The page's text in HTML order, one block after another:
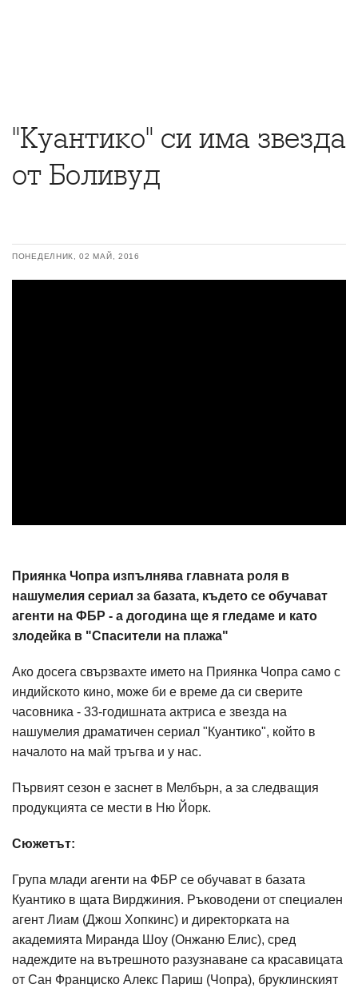
"Куантико" си има звезда
от Боливуд
ПОНЕДЕЛНИК, 02 МАЙ, 2016
Приянка Чопра изпълнява главната роля в
нашумелия сериал за базата, където се обучават
агенти на ФБР - а догодина ще я гледаме и като
злодейка в "Спасители на плажа"
Ако досега свързвахте името на Приянка Чопра само с
индийското кино, може би е време да си сверите
часовника - 33-годишната актриса е звезда на
нашумелия драматичен сериал "Куантико", който в
началото на май тръгва и у нас.
Първият сезон е заснет в Мелбърн, а за следващия
продукцията се мести в Ню Йорк.
Сюжетът:
Група млади агенти на ФБР се обучават в базата
Куантико в щата Вирджиния. Ръководени от специален
агент Лиам (Джош Хопкинс) и директорката на
академията Миранда Шоу (Онжаню Елис), сред
надеждите на вътрешното разузнаване са красавицата
от Сан Франциско Алекс Париш (Чопра), бруклинският